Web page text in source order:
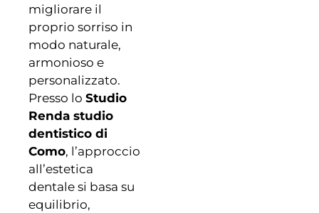
migliorare il
proprio sorriso in
modo naturale,
armonioso e
personalizzato.
Presso lo Studio
Renda studio
dentistico di
Como, l’approccio
all’estetica
dentale si basa su
equilibrio,